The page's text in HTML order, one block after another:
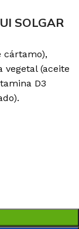
SOLGAR
cártamo),
vegetal (aceite
D3